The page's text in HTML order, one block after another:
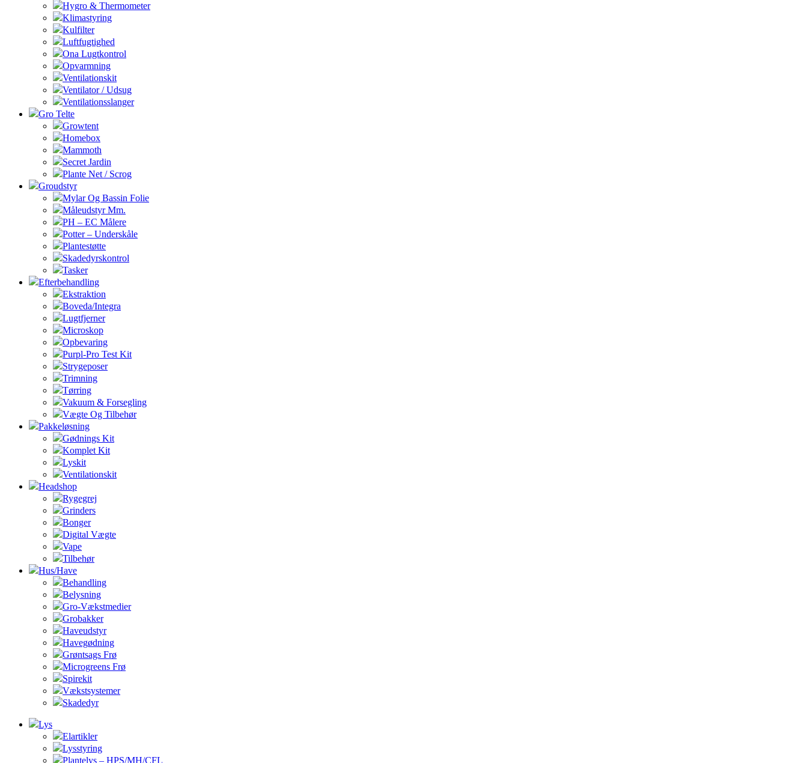
Hygro & Thermometer
Klimastyring
Kulfilter
Luftfugtighed
Ona Lugtkontrol
Opvarmning
Ventilationskit
Ventilator / Udsug
Ventilationsslanger
Gro Telte
Growtent
Homebox
Mammoth
Secret Jardin
Plante Net / Scrog
Groudstyr
Mylar Og Bassin Folie
Måleudstyr Mm.
PH – EC Målere
Potter – Underskåle
Plantestøtte
Skadedyrskontrol
Tasker
Efterbehandling
Ekstraktion
Boveda/Integra
Lugtfjerner
Microskop
Opbevaring
Purpl-Pro Test Kit
Strygeposer
Trimning
Tørring
Vakuum & Forsegling
Vægte Og Tilbehør
Pakkeløsning
Gødnings Kit
Komplet Kit
Lyskit
Ventilationskit
Headshop
Rygegrej
Grinders
Bonger
Digital Vægte
Vape
Tilbehør
Hus/Have
Behandling
Belysning
Gro-Vækstmedier
Grobakker
Haveudstyr
Havegødning
Grøntsags Frø
Microgreens Frø
Spirekit
Vækstsystemer
Skadedyr
Lys
Elartikler
Lysstyring
Plantelys – HPS/MH/CFL